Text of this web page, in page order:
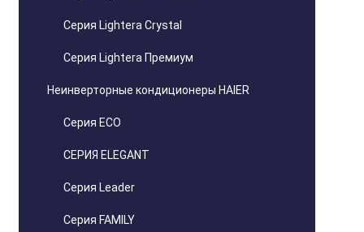
Серия Lightera Crystal
Серия Lightera Премиум
Неинверторные кондиционеры HAIER
Серия ECO
СЕРИЯ ELEGANT
Серия Leader
Серия FAMILY